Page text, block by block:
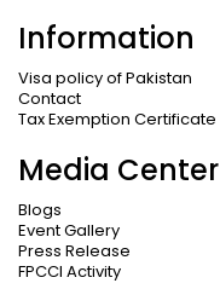
Information
Visa policy of Pakistan
Contact
Tax Exemption Certificate
Media Center
Blogs
Event Gallery
Press Release
FPCCI Activity